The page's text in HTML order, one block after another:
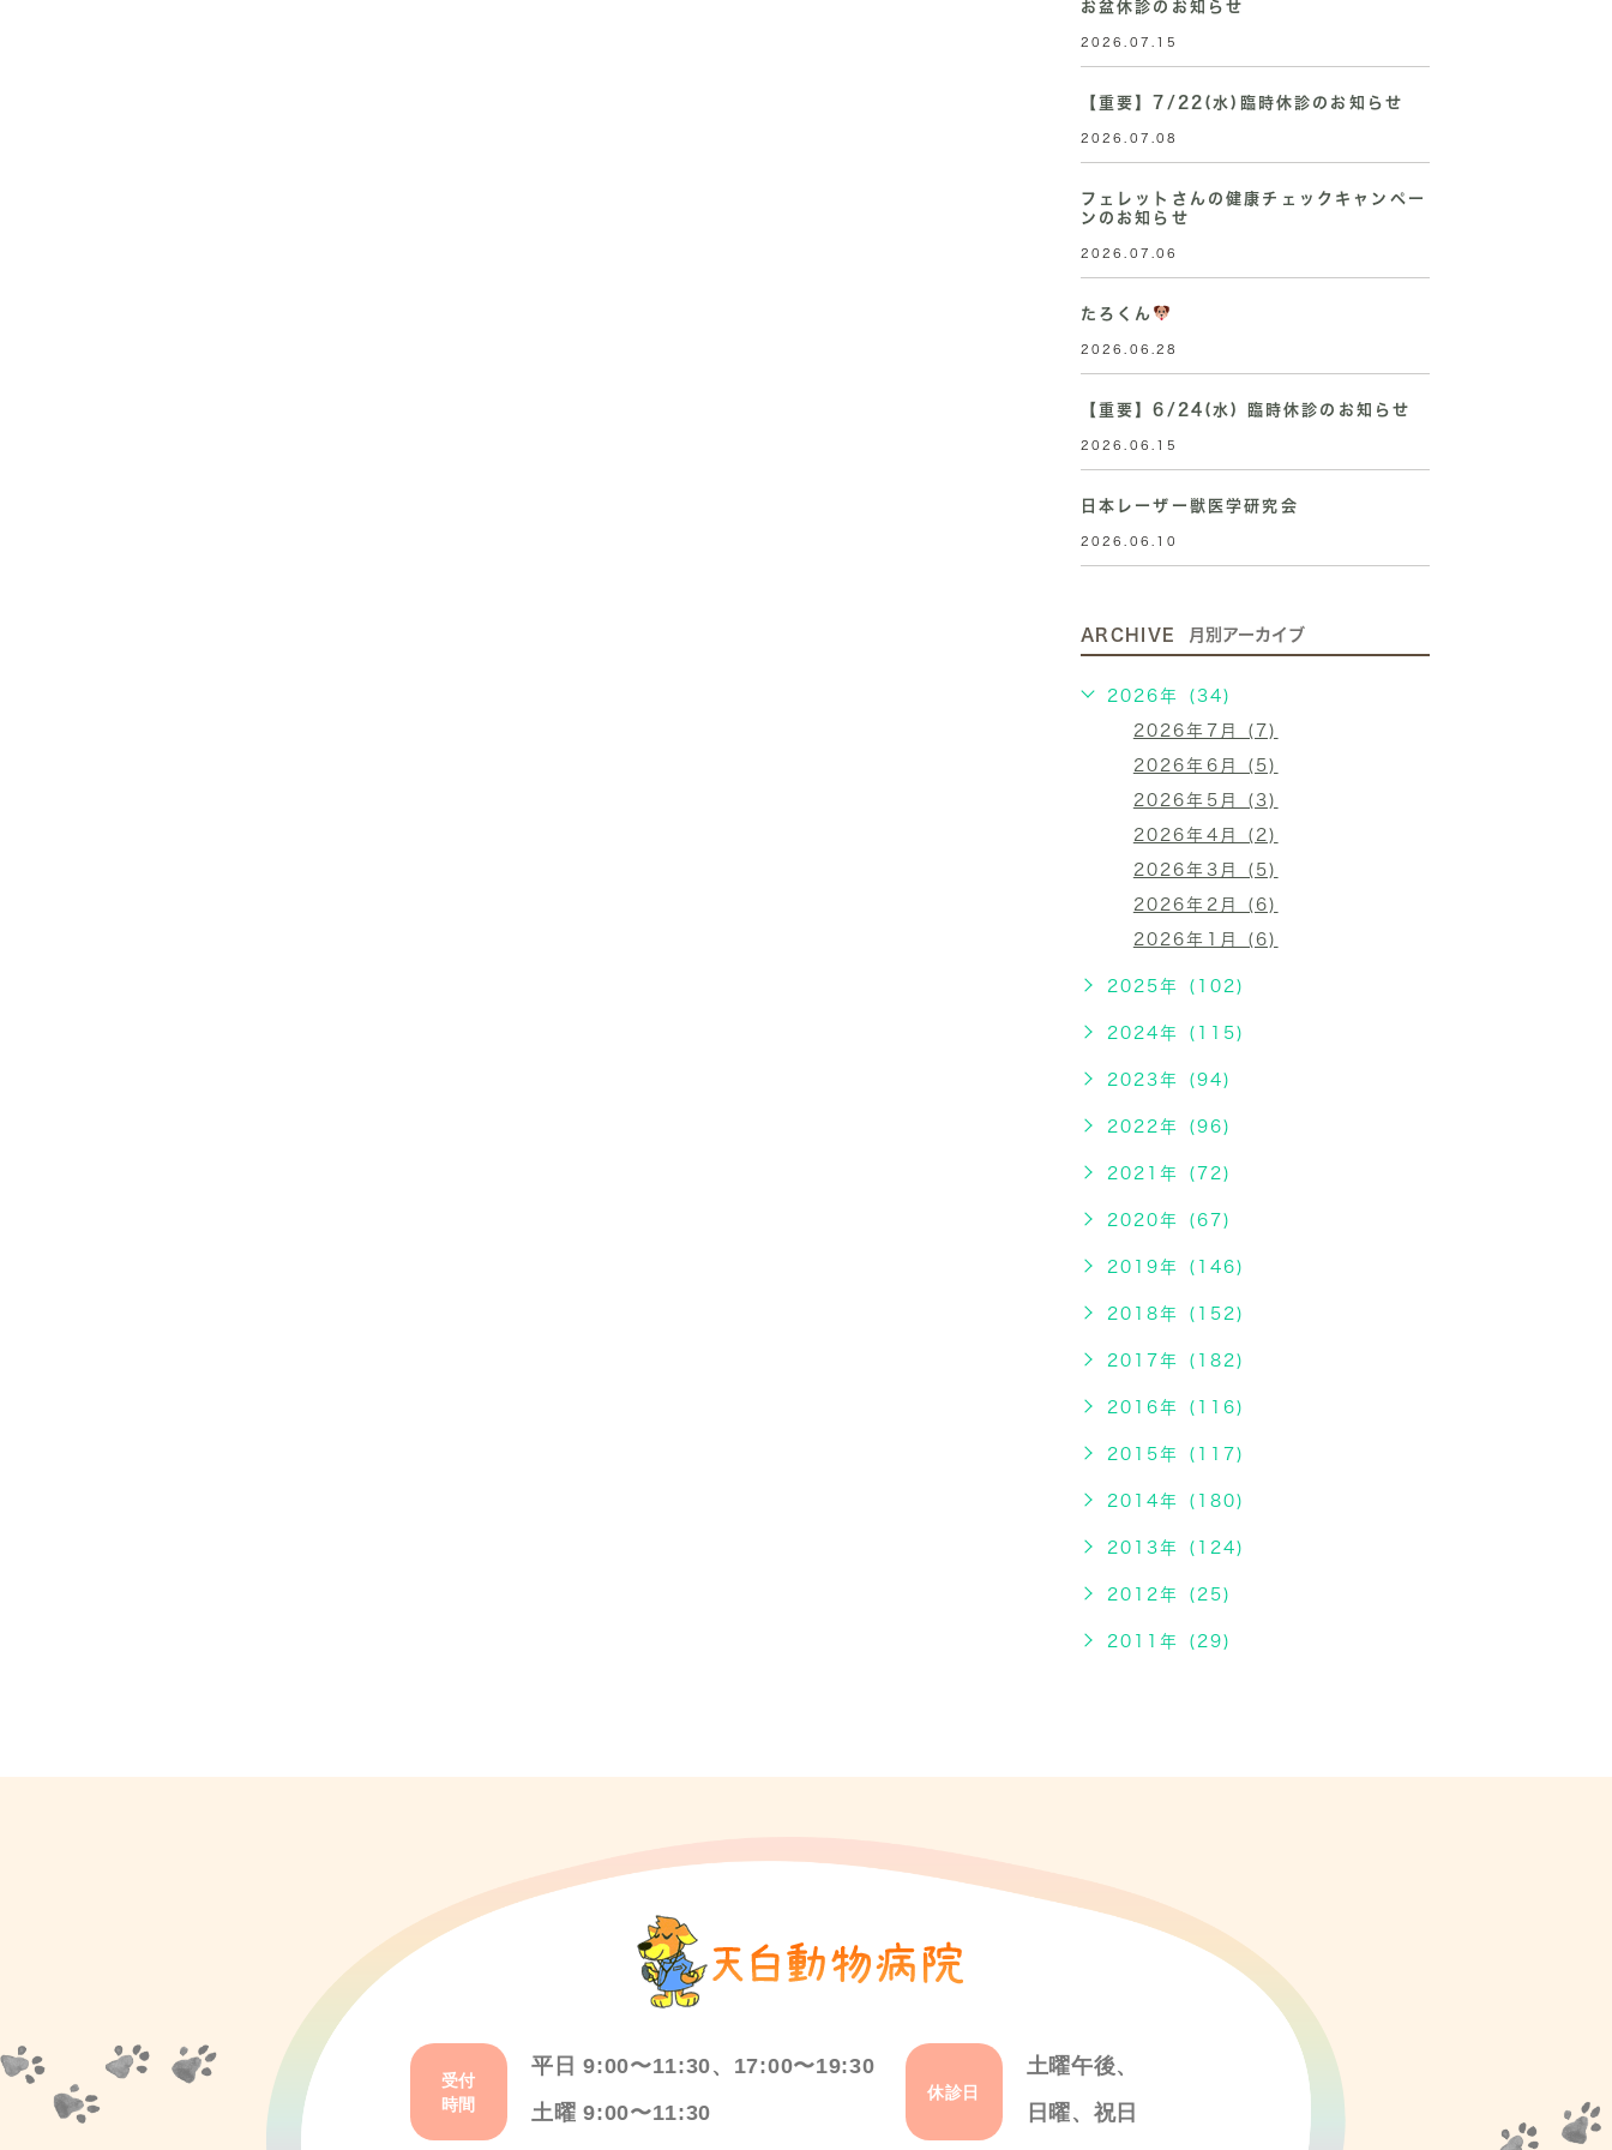
お盆休診のお知らせ
2026.07.15
【重要】7/22(水)臨時休診のお知らせ
2026.07.08
フェレットさんの健康チェックキャンペー
ンのお知らせ
2026.07.06
たろくん
2026.06.28
【重要】6/24(水) 臨時休診のお知らせ
2026.06.15
日本レーザー獣医学研究会
2026.06.10
ARCHIVE 月別アーカイブ
2026年 (34)
2026年7月 (7)
2026年6月 (5)
2026年5月 (3)
2026年4月 (2)
2026年3月 (5)
2026年2月 (6)
2026年1月 (6)
2025年 (102)
2024年 (115)
2023年 (94)
2022年 (96)
2021年 (72)
2020年 (67)
2019年 (146)
2018年 (152)
2017年 (182)
2016年 (116)
2015年 (117)
2014年 (180)
2013年 (124)
2012年 (25)
2011年 (29)
受付
時間
平日 9:00〜11:30、17:00〜19:30
土曜 9:00〜11:30
休診日
土曜午後、
日曜、祝日